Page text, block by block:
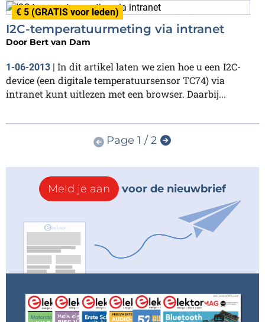
€ 5 (GRATIS voor leden)
I2C-temperatuurmeting via intranet
Door Bert van Dam
1-06-2013 | In dit artikel laten we zien hoe u een I2C-
device (een digitale temperatuursensor TC74) via
intranet kunt uitlezen met een browser. Daarbij...
Page 1 / 2
Meld je aan voor de nieuwbrief